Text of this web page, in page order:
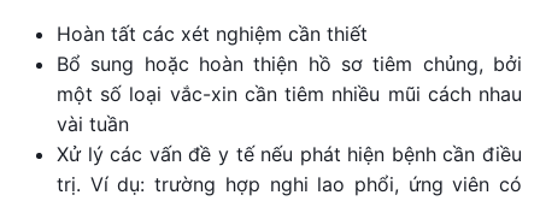
Hoàn tất các xét nghiệm cần thiết
Bổ sung hoặc hoàn thiện hồ sơ tiêm chủng, bởi
một số loại vắc-xin cần tiêm nhiều mũi cách nhau
vài tuần
Xử lý các vấn đề y tế nếu phát hiện bệnh cần điều
trị. Ví dụ: trường hợp nghi lao phổi, ứng viên có